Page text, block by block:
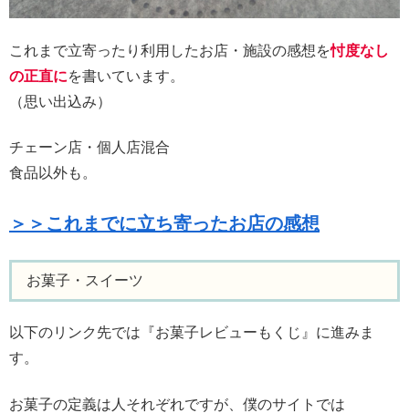
これまで立寄ったり利用したお店・施設の感想を忖度なし
の正直にを書いています。
（思い出込み）
チェーン店・個人店混合
食品以外も。
＞＞これまでに立ち寄ったお店の感想
お菓子・スイーツ
以下のリンク先では『お菓子レビューもくじ』に進みま
す。
お菓子の定義は人それぞれですが、僕のサイトでは